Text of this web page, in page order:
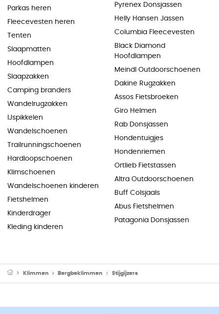
Parkas heren
Fleecevesten heren
Tenten
Slaapmatten
Hoofdlampen
Slaapzakken
Camping branders
Wandelrugzakken
IJspikkelen
Wandelschoenen
Trailrunningschoenen
Hardloopschoenen
Klimschoenen
Wandelschoenen kinderen
Fietshelmen
Kinderdrager
Kleding kinderen
Pyrenex Donsjassen
Helly Hansen Jassen
Columbia Fleecevesten
Black Diamond
Hoofdlampen
Meindl Outdoorschoenen
Dakine Rugzakken
Assos Fietsbroeken
Giro Helmen
Rab Donsjassen
Hondentuigjes
Hondenriemen
Ortlieb Fietstassen
Altra Outdoorschoenen
Buff Colsjaals
Abus Fietshelmen
Patagonia Donsjassen
Klimmen Bergbeklimmen Stijgijzers